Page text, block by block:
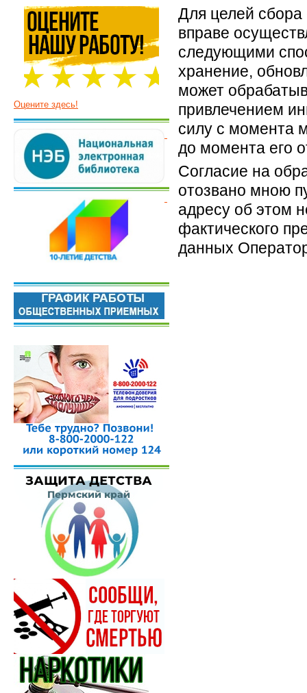
Для целей сбора
вправе
следующими
хранение,
может
привлечением
силу с момента
до момента его
Согласие на
отозвано мною
адресу об этом
фактического
данных
Оцените здесь!